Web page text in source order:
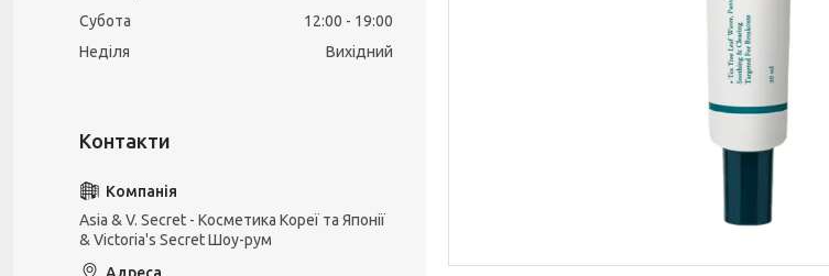
Субота
12:00
19:00
Неділя
Вихідний
Asia & V. Secret - Косметика Кореї та Японії
& Victoria's Secret Шоу-рум